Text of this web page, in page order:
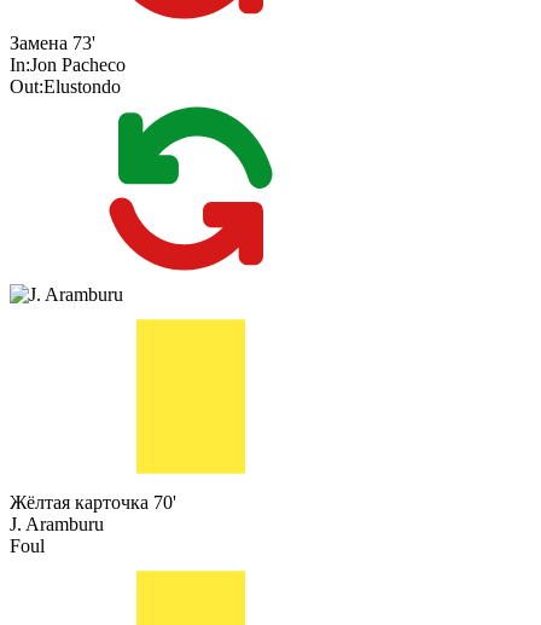
Замена 73'
In:Jon Pacheco
Out:Elustondo
Жёлтая карточка 70'
J. Aramburu
Foul